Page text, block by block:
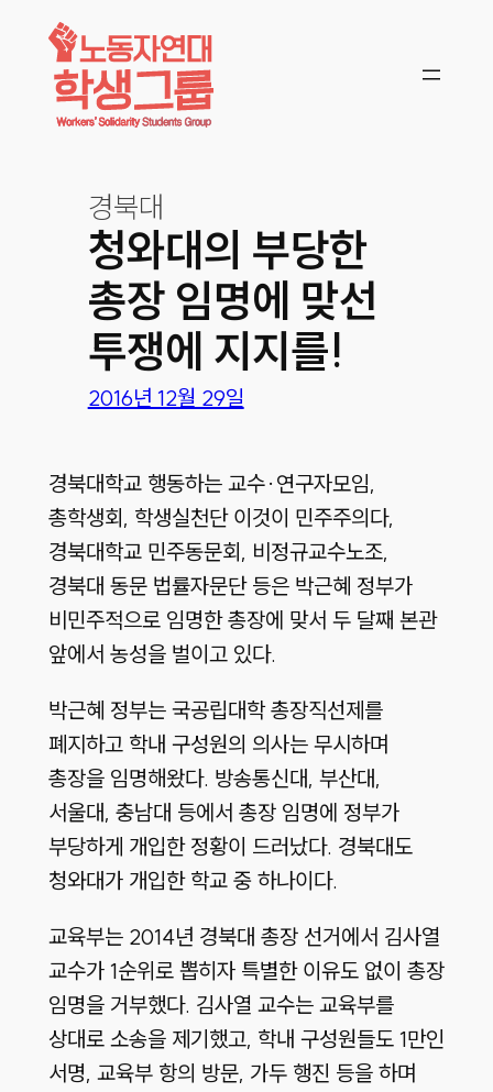
콘텐츠로
바로가기
경북대
청와대의 부당한
총장 임명에 맞선
투쟁에 지지를!
2016년 12월 29일
경북대학교 행동하는 교수·연구자모임,
총학생회, 학생실천단 이것이 민주주의다,
경북대학교 민주동문회, 비정규교수노조,
경북대 동문 법률자문단 등은 박근혜 정부가
비민주적으로 임명한 총장에 맞서 두 달째 본관
앞에서 농성을 벌이고 있다.
박근혜 정부는 국공립대학 총장직선제를
폐지하고 학내 구성원의 의사는 무시하며
총장을 임명해왔다. 방송통신대, 부산대,
서울대, 충남대 등에서 총장 임명에 정부가
부당하게 개입한 정황이 드러났다. 경북대도
청와대가 개입한 학교 중 하나이다.
교육부는 2014년 경북대 총장 선거에서 김사열
교수가 1순위로 뽑히자 특별한 이유도 없이 총장
임명을 거부했다. 김사열 교수는 교육부를
상대로 소송을 제기했고, 학내 구성원들도 1만인
서명, 교육부 항의 방문, 가두 행진 등을 하며